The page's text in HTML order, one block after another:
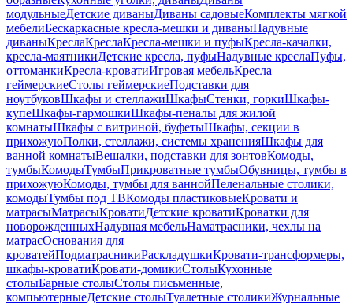
модульныеДетские диваныДиваны садовыеКомплекты мягкой
мебелиБескаркасные кресла-мешки и диваныНадувные
диваныКреслаКреслаКресла-мешки и пуфыКресла-качалки,
кресла-маятникиДетские кресла, пуфыНадувные креслаПуфы,
оттоманкиКресла-кроватиИгровая мебельКресла
геймерскиеСтолы геймерскиеПодставки для
ноутбуковШкафы и стеллажиШкафыСтенки, горкиШкафы-
купеШкафы-гармошкиШкафы-пеналы для жилой
комнатыШкафы с витриной, буфетыШкафы, секции в
прихожуюПолки, стеллажи, системы храненияШкафы для
ванной комнатыВешалки, подставки для зонтовКомоды,
тумбыКомодыТумбыПрикроватные тумбыОбувницы, тумбы в
прихожуюКомоды, тумбы для ваннойПеленальные столики,
комодыТумбы под ТВКомоды пластиковыеКровати и
матрасыМатрасыКроватиДетские кроватиКроватки для
новорожденныхНадувная мебельНаматрасники, чехлы на
матрасОснования для
кроватейПодматрасникиРаскладушкиКровати-трансформеры,
шкафы-кроватиКровати-домикиСтолыКухонные
столыБарные столыСтолы письменные,
компьютерныеДетские столыТуалетные столикиЖурнальные